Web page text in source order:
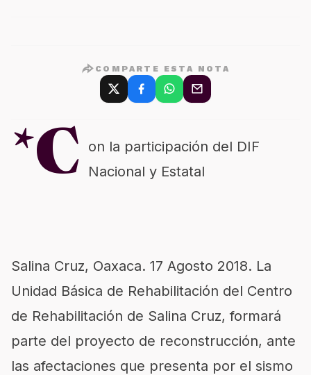
COMPARTE ESTA NOTA
*C on la participación del DIF
Nacional y Estatal
Salina Cruz, Oaxaca. 17 Agosto 2018. La
Unidad Básica de Rehabilitación del Centro
de Rehabilitación de Salina Cruz, formará
parte del proyecto de reconstrucción, ante
las afectaciones que presenta por el sismo